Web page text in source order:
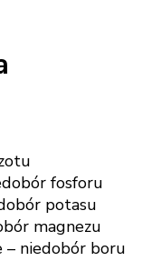
fosforu
potasu
magnezu
– niedobór boru